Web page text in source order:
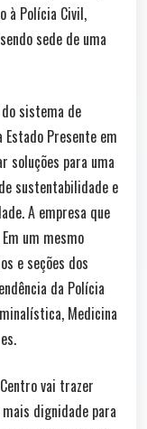
à Polícia Civil,
sede de uma
sistema de
Presente em
soluções para uma
sustentabilidade e
A empresa que
um mesmo
e seções dos
da Polícia
Medicina
vai trazer
dignidade para